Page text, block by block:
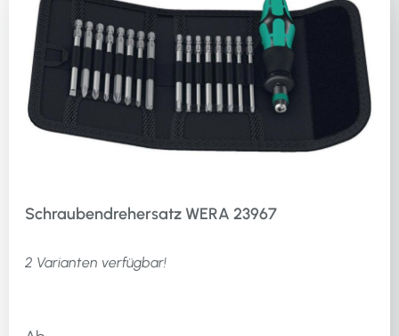
Schraubendrehersatz WERA 23967
2 Varianten verfügbar!